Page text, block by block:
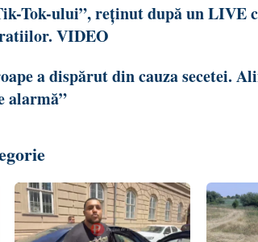
Tok-ului”, reținut după un LIVE
VIDEO
a dispărut din cauza secetei.
alarmă”